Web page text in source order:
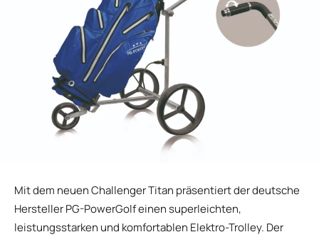
Mit dem neuen Challenger Titan präsentiert der deutsche
Hersteller PG-PowerGolf einen superleichten,
leistungsstarken und komfortablen Elektro-Trolley. Der